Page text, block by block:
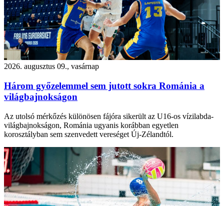
2026. augusztus 09., vasárnap
Három győzelemmel sem jutott sokra Románia a
világbajnokságon
Az utolsó mérkőzés különösen fájóra sikerült az U16-os vízilabda-
világbajnokságon, Románia ugyanis korábban egyetlen
korosztályban sem szenvedett vereséget Új-Zélandtól.